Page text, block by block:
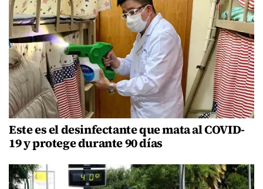
Este es el desinfectante que mata al COVID-
19 y protege durante 90 días